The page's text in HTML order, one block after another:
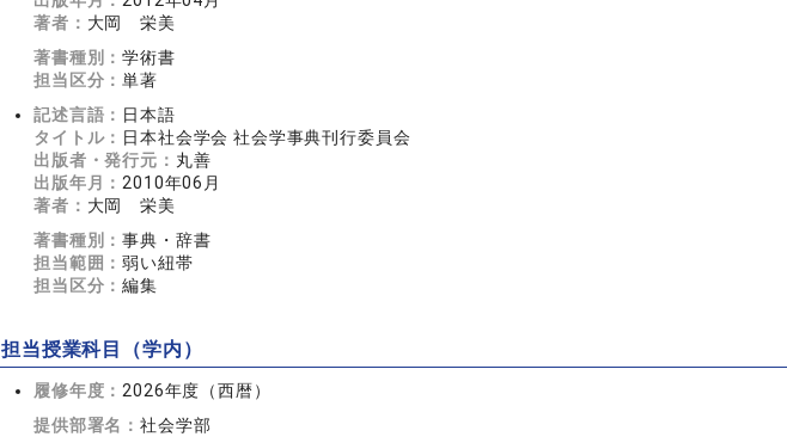
著者： 大岡 栄美
著書種別：学術書
担当区分：単著
記述言語： 日本語
タイトル： 日本社会学会 社会学事典刊行委員会
出版者・発行元： 丸善
出版年月： 2010年06月
著者： 大岡 栄美
著書種別：事典・辞書
担当範囲：弱い紐帯
担当区分：編集
担当授業科目（学内）
履修年度： 2026年度（西暦）
提供部署名：社会学部